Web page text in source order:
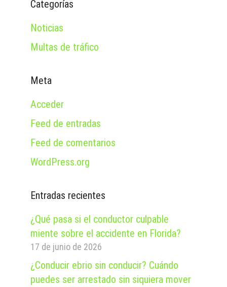
Categorías
Noticias
Multas de tráfico
Meta
Acceder
Feed de entradas
Feed de comentarios
WordPress.org
Entradas recientes
¿Qué pasa si el conductor culpable
miente sobre el accidente en Florida?
17 de junio de 2026
¿Conducir ebrio sin conducir? Cuándo
puedes ser arrestado sin siquiera mover